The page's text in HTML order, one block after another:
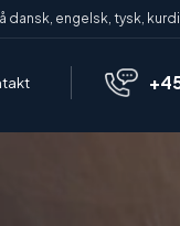
dansk, engelsk, tysk,